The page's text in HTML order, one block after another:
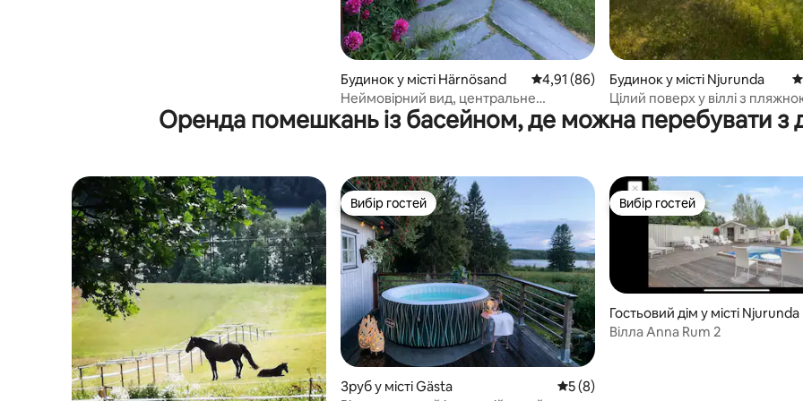
Будинок у місті Härnösand Середня оцінка: 4,91 з 5, відгуки: 86
4,91 (86)
Неймовірний вид, центральне
розташування, в декількох хвилинах
ходьби від центру
Будинок у місті Njurunda
Цілий поверх у віллі з
ділянкою
Оренда помешкань із басейном, де можна перебувати з
Вибір гостей
Вибір гостей
Зруб у місті Gästa Середня оцінка: 5 з 5, відгуки: 8
5 (8)
Вибір гостей
Вибір гостей
Гостьовий дім у місті Njurunda
Вілла Anna Rum 2